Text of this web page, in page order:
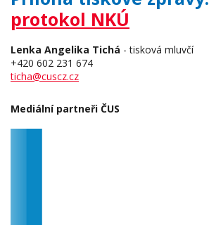
protokol NKÚ
Lenka Angelika Tichá - tisková mluvčí
+420 602 231 674
ticha@cuscz.cz
Mediální partneři ČUS